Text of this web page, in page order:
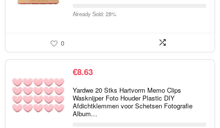
Already Sold: 28%
0
€8.63
Yardwe 20 Stks Hartvorm Memo Clips
Wasknijper Foto Houder Plastic DIY
Afdichtklemmen voor Schetsen Fotografie
Album…